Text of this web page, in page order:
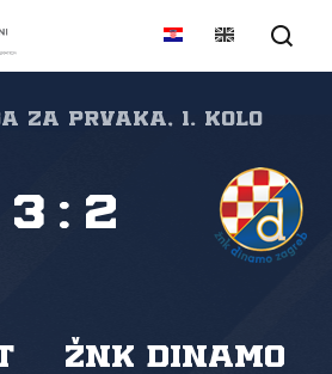
za prvaka, 1. kolo
ŽNK Dinamo
3 : 2